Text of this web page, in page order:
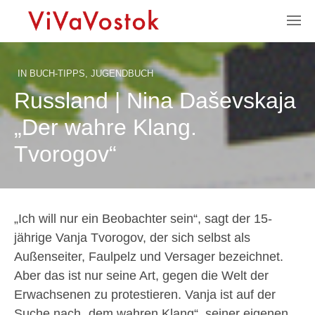
IN BUCH-TIPPS, JUGENDBUCH
Russland | Nina Daševskaja
„Der wahre Klang.
Tvorogov“
„Ich will nur ein Beobachter sein“, sagt der 15-
jährige Vanja Tvorogov, der sich selbst als
Außenseiter, Faulpelz und Versager bezeichnet.
Aber das ist nur seine Art, gegen die Welt der
Erwachsenen zu protestieren. Vanja ist auf der